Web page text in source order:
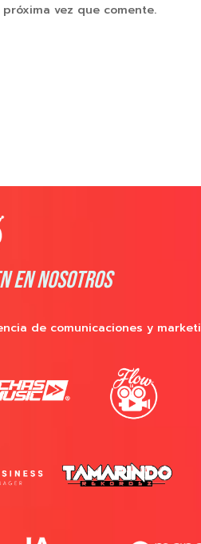
vez que comente.
EN NOSOTROS
de comunicaciones y